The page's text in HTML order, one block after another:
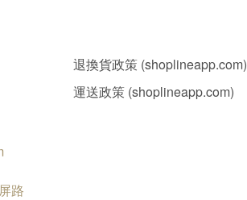
路
退換貨政策 (shoplineapp.com)
運送政策 (shoplineapp.com)